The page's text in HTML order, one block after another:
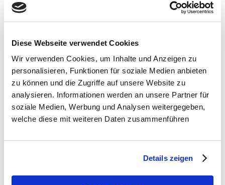
Diese Webseite verwendet Cookies
Wir verwenden Cookies, um Inhalte und Anzeigen zu
personalisieren, Funktionen für soziale Medien anbieten
zu können und die Zugriffe auf unsere Website zu
analysieren. Informationen werden an unsere Partner für
soziale Medien, Werbung und Analysen weitergegeben,
welche diese mit weiteren Daten zusammenführen
Details zeigen
Ray Ray kam aus dem Tierschutz zu mir. Jeder Spaziergang
war eine Tortur: Sie pöbelte jeden Hund an und hatte
starke Geräuschangst. Jetzt weiß ich, wie ich meine Hündin
durch problematische Situationen führen kann und ihr